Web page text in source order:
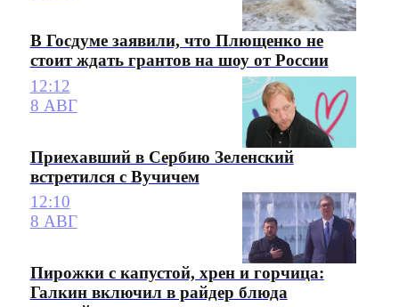
В Госдуме заявили, что Плющенко не
стоит ждать грантов на шоу от России
12:12
8 АВГ
Приехавший в Сербию Зеленский
встретился с Вучичем
12:10
8 АВГ
Пирожки с капустой, хрен и горчица:
Галкин включил в райдер блюда